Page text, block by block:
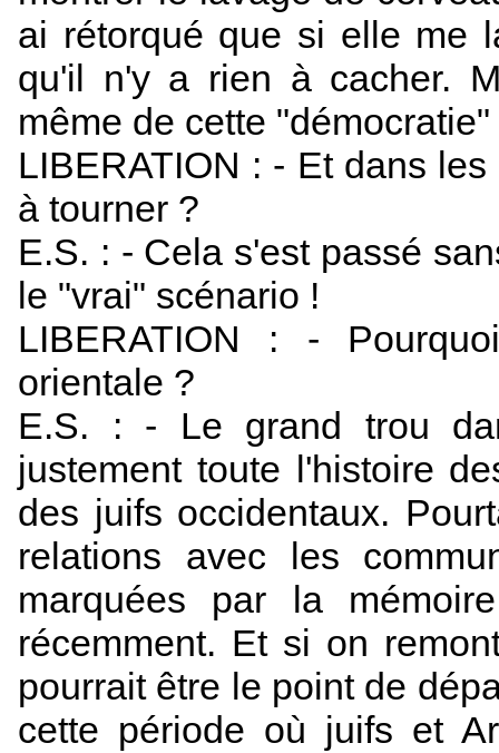
ai rétorqué que si elle me
qu'il n'y a rien à cacher.
même de cette
LIBERATION : - Et dans
à tourner ?
E.S. : - Cela s'est passé
le "vrai" scénario !
LIBERATION : -
orientale ?
E.S. : - Le grand trou
justement toute l'histoire
des juifs occidentaux.
relations avec les
marquées par la
récemment. Et si on
pourrait être le point de
cette période où juifs et